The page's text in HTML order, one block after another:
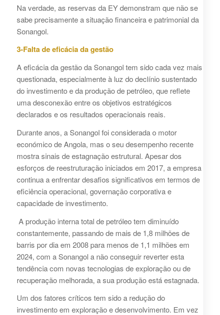
Na verdade, as reservas da EY demonstram que não se
sabe precisamente a situação financeira e patrimonial da
Sonangol.
3-Falta de eficácia da gestão
A eficácia da gestão da Sonangol tem sido cada vez mais
questionada, especialmente à luz do declínio sustentado
do investimento e da produção de petróleo, que reflete
uma desconexão entre os objetivos estratégicos
declarados e os resultados operacionais reais.
Durante anos, a Sonangol foi considerada o motor
económico de Angola, mas o seu desempenho recente
mostra sinais de estagnação estrutural. Apesar dos
esforços de reestruturação iniciados em 2017, a empresa
continua a enfrentar desafios significativos em termos de
eficiência operacional, governação corporativa e
capacidade de investimento.
A produção interna total de petróleo tem diminuído
constantemente, passando de mais de 1,8 milhões de
barris por dia em 2008 para menos de 1,1 milhões em
2024, com a Sonangol a não conseguir reverter esta
tendência com novas tecnologias de exploração ou de
recuperação melhorada, a sua produção está estagnada.
Um dos fatores críticos tem sido a redução do
investimento em exploração e desenvolvimento. Em vez